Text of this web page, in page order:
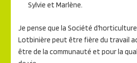
Sylvie et Marlène.
Je pense que la Société
Lotbinière peut être fière du travail
être de la communauté et pour la